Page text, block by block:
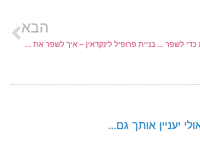
ניהול משימות: עצות ותוכנות כדי לשפר את הפרודוקטיביות שלך
הבא
בניית פרופיל לינקדאין – איך לשפר את הסיכויים שלכם למצוא עבודה בדיגיטל
יעניין אותך גם...